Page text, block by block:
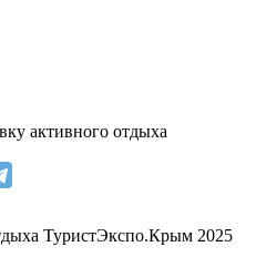
активного отдыха
ТуристЭкспо.Крым 2025